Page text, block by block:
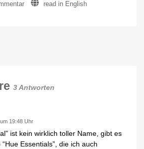
Geschichte
zu
erhöht
read in English
3 Antworten
19:48 Uhr
ist kein wirklich toller Name, gibt es
Essentials”, die ich auch